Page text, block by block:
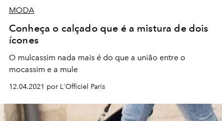
MODA
Conheça o calçado que é a mistura de dois
ícones
O mulcassim nada mais é do que a união entre o
mocassim e a mule
12.04.2021 por L'Officiel Paris